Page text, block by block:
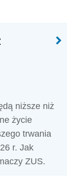
niższe niż
życie
trwania
r. Jak
ZUS.